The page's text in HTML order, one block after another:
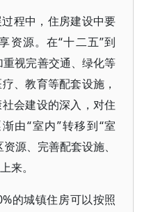
程中，住房建设中要
资源。在“十二五”到
视完善交通、绿化等
、教育等配套设施，
会建设的深入，对住
由“室内”转移到“室
源、完善配套设施、
来。
的城镇住房可以按照